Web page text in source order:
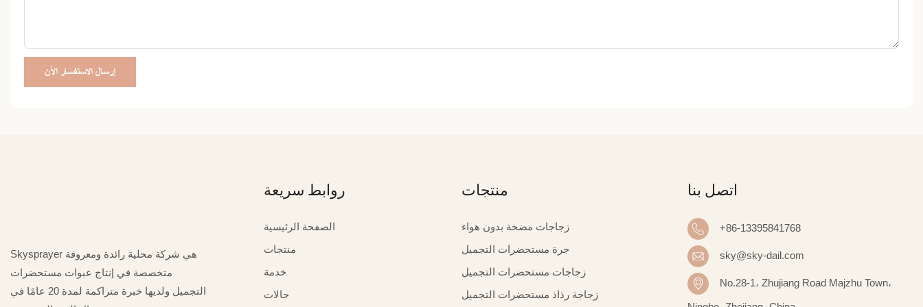
إرسال الاستفسار الآن
Skysprayer هي شركة محلية رائدة ومعروفة
متخصصة في إنتاج عبوات مستحضرات
التجميل ولديها خبرة متراكمة لمدة 20 عامًا في
روابط سريعة
الصفحة الرئيسية
منتجات
خدمة
حالات
منتجات
زجاجات مضخة بدون هواء
جرة مستحضرات التجميل
زجاجات مستحضرات التجميل
زجاجة رذاذ مستحضرات التجميل
اتصل بنا
+86-13395841768
sky@sky-dail.com
No.28-1، Zhujiang Road Majzhu Town،